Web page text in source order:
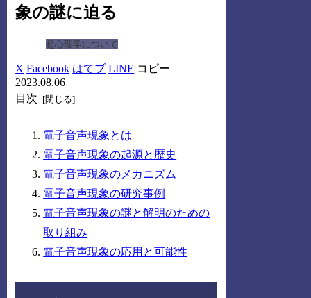
象の謎に迫る
超心理学について
X Facebook はてブ LINE コピー
2023.08.06
目次
電子音声現象とは
電子音声現象の起源と歴史
電子音声現象のメカニズム
電子音声現象の研究事例
電子音声現象の謎と解明のための
取り組み
電子音声現象の応用と可能性